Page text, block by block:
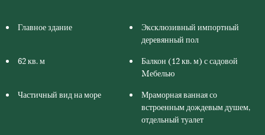
Главное здание
Эксклюзивный импортный
деревянный пол
62 кв. м
Балкон (12 кв. м) с садовой
Mебелью
Частичный вид на море
Мраморная ванная со
встроенным дождевым душем,
отдельный туалет